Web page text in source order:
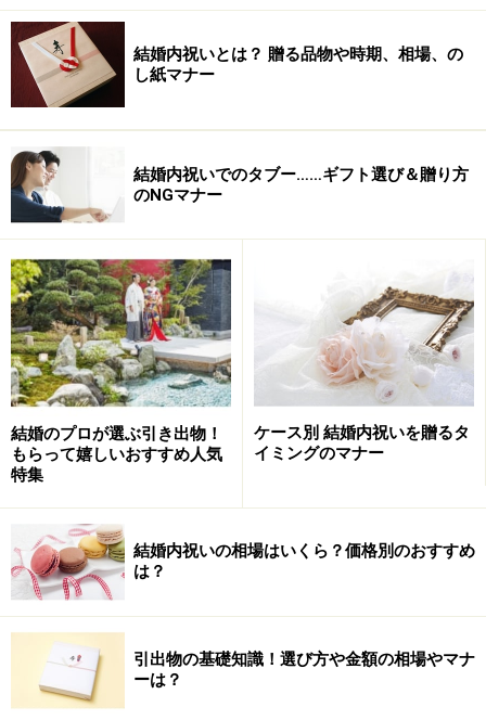
集合写真を贈る
結婚式に出席していない親しい知人には、結婚報告はが
きを送付
結婚式に招待しなかったがお祝いをいただいた人には、
「結婚内祝い」
両家の親・兄弟姉妹には、言葉でお礼を伝
え写真を贈る
両家の親には、結婚式後正式に挨拶に行くとよいでしょ
式直後は両親も何かと気疲れしてるはずですから、労り
と感謝を伝えるために「ありがとう」とはっきり伝えま
しょう。
さらに、結婚式の写真ができたら、ハネムーンのお土産
と一緒に持っていけるといいですね。
結婚内祝いとは？ 贈る品物や時期、相場、の
し紙マナー
結婚内祝いでのタブー……ギフト選び＆贈り方
のNGマナー
結婚のプロが選ぶ引き出物！
もらって嬉しいおすすめ人気
特集
ケース別 結婚内祝いを贈るタ
イミングのマナー
結婚内祝いの相場はいくら？価格別のおすすめ
は？
引出物の基礎知識！選び方や金額の相場やマナ
ーは？